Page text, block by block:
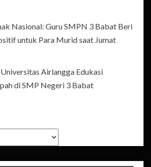
Nasional: Guru SMPN 3 Babat Beri
untuk Para Murid saat Jumat
Airlangga Edukasi
di SMP Negeri 3 Babat